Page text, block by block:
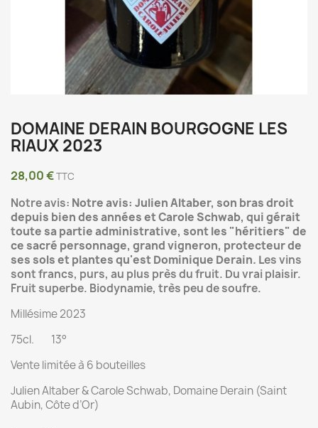
DOMAINE DERAIN BOURGOGNE LES
RIAUX 2023
28,00 €TTC
Notre avis: Notre avis: Julien Altaber, son bras droit
depuis bien des années et Carole Schwab, qui gérait
toute sa partie administrative, sont les "héritiers" de
ce sacré personnage, grand vigneron, protecteur de
ses sols et plantes qu'est Dominique Derain. Les vins
sont francs, purs, au plus près du fruit. Du vrai plaisir.
Fruit superbe. Biodynamie, très peu de soufre.
Millésime 2023
75cl. 13°
Vente limitée à 6 bouteilles
Julien Altaber & Carole Schwab, Domaine Derain (Saint
Aubin, Côte d’Or)